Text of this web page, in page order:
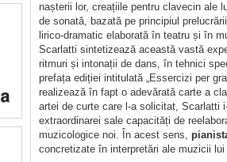
nașterii lor, creațiile pentru clavecin ale
de sonată, bazată pe principiul
lirico-dramatic elaborată în teatru și în
Scarlatti sintetizează această vastă
ritmuri și intonații de dans, în tehnici
prefața ediției intitulată „Essercizi per
realizează în fapt o adevărată carte a
artei de curte care l-a solicitat, Scarlatti
extraordinarei sale capacități de
muzicologice noi. În acest sens,
concretizate în interpretări ale muzicii